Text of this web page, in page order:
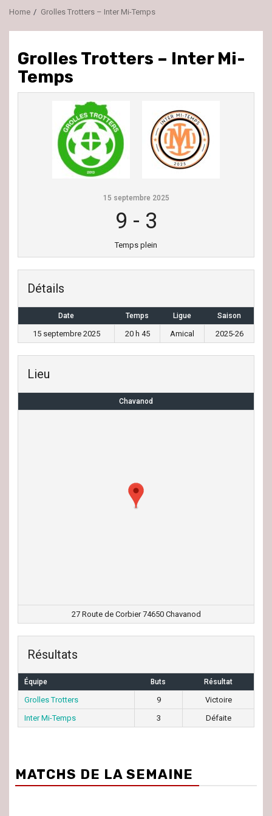
Home Grolles Trotters – Inter Mi-Temps
Grolles Trotters – Inter Mi-
Temps
15 septembre 2025
9 - 3
Temps plein
Détails
Date Temps Ligue Saison
15 septembre 2025 20 h 45 Amical 2025-26
Lieu
Chavanod
27 Route de Corbier 74650 Chavanod
Résultats
Équipe Buts Résultat
Grolles Trotters 9
Victoire
Inter Mi-Temps
3 Défaite
MATCHS DE LA SEMAINE